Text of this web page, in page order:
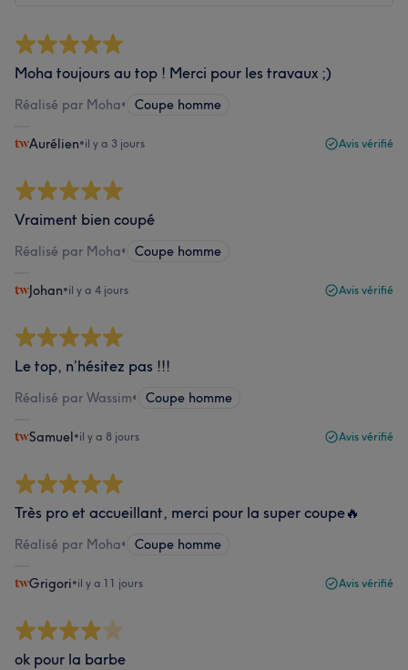
Moha toujours au top ! Merci pour les travaux ;)
Réalisé par Moha• Coupe homme
Aurélien•il y a 3 jours Avis vérifié
Vraiment bien coupé
Réalisé par Moha• Coupe homme
Johan•il y a 4 jours Avis vérifié
Le top, n’hésitez pas !!!
Réalisé par Wassim• Coupe homme
Samuel•il y a 8 jours Avis vérifié
Très pro et accueillant, merci pour la super coupe🔥
Réalisé par Moha• Coupe homme
Grigori•il y a 11 jours Avis vérifié
ok pour la barbe